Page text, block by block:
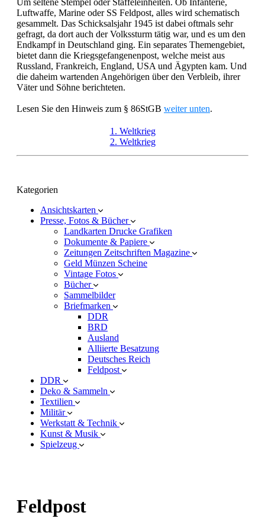
Luftwaffe, Marine oder SS Feldpost, alles wird schematisch
gesammelt. Das Schicksalsjahr 1945 ist dabei oftmals sehr
gefragt, da dort auch der Volkssturm tätig war, und es um den
Endkampf in Deutschland ging. Ein separates Themengebiet,
bietet dann die Kriegsgefangenenpost, welche meist aus
Russland, Frankreich, England, USA und Ägypten kam. Und
die daheim wartenden Angehörigen über den Verbleib, ihrer
Väter und Söhne berichteten.
Lesen Sie den Hinweis zum § 86StGB weiter unten.
1. Weltkrieg
2. Weltkrieg
Kategorien
Ansichtskarten
Presse, Fotos & Bücher
Landkarten Drucke Grafiken
Dokumente & Papiere
Zeitungen Zeitschriften Magazine
Geld Münzen Scheine
Vintage Fotos
Bücher
Sammelbilder
Briefmarken
DDR
BRD
Ausland
Alliierte Besatzung
Deutsches Reich
Feldpost
DDR
Deko & Sammeln
Textilien
Militär
Werkstatt & Technik
Kunst & Musik
Spielzeug
Feldpost